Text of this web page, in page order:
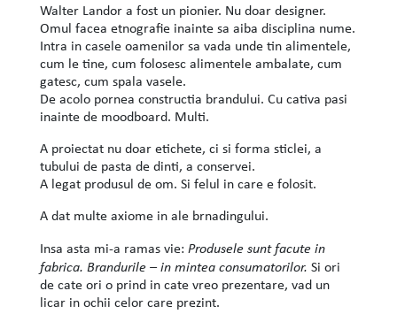
Walter Landor a fost un pionier. Nu doar designer.
Omul facea etnografie inainte sa aiba disciplina nume.
Intra in casele oamenilor sa vada unde tin alimentele,
cum le tine, cum folosesc alimentele ambalate, cum
gatesc, cum spala vasele.
De acolo pornea constructia brandului. Cu cativa pasi
inainte de moodboard. Multi.
A proiectat nu doar etichete, ci si forma sticlei, a
tubului de pasta de dinti, a conservei.
A legat produsul de om. Si felul in care e folosit.
A dat multe axiome in ale brnadingului.
Insa asta mi-a ramas vie: Produsele sunt facute in
fabrica. Brandurile – in mintea consumatorilor. Si ori
de cate ori o prind in cate vreo prezentare, vad un
licar in ochii celor care prezint.